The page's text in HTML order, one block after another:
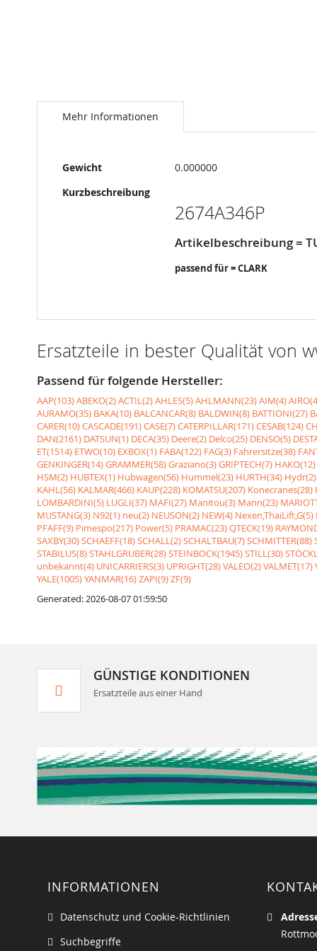
zum
AnfangMehr Informationen
Mehr
Informationen
Gewicht
0.000000
Kurzbeschreibung
2674A346P
Artikelbeschreibung =
passend für = CLARK
Ersatzteile in bester Qualität von
Passend für folgende Hersteller:
AAP(103)ABEKO(2)ACTIL(2)AHLES(5)AHLMANN(23)AIM(4)
AURAMO(35) BAKA(10) BALCANCAR(8) BALDWIN(8) BATTIONI(27)
CARER(10)CASCADE(191)CASE(7)CATERPILLAR(171)CESAB(124)
DAN(2161) DATSUN(1) DECA(35) Deere(2) Delco(25) DENSO(5)
ET(1514) ETWO(10) EXBOX(1) FABA(122) FAG(3) Fahrersitze(38)
GENKINGER(14)GRAMMER(58)Graziano(3)GRIPTECH(7) HAKO(12)
HSM(2) HUBTEX(1) Hubwagen(56) Hummel(23) HURTH(34) Hydr(2)
KAHL(56) KALMAR(466) KAUP(228) KOMATSU(207) Konecranes(28)
LOMBARDINI(5) LUGLI(37) MAFI(27) Manitou(3) Mann(23)
MUSTANG(3) N92(1) neu(2) NEUSON(2) NEW(4) Nexen,ThaiLift,G(5)
PFAFF(9) Pimespo(217) Power(5) PRAMAC(23)QTECK(19)
SAXBY(30)SCHAEFF(18)SCHALL(2)SCHALTBAU(7)SCHMITTER(88)
STABILUS(8)STAHLGRUBER(28)STEINBOCK(1945)STILL(30)
unbekannt(4) UNICARRIERS(3) UPRIGHT(28)VALEO(2)VALMET(17)
YALE(1005)YANMAR(16)ZAPI(9)ZF(9)
Generated: 2026-08-07 01:59:50
GÜNSTIGE KONDITIONEN
Ersatzteile aus einer Hand
INFORMATIONEN
Datenschutz und Cookie-Richtlinien
Suchbegriffe